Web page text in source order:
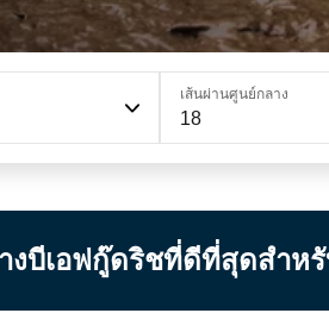
เส้นผ่านศูนย์กลาง
18
งบีเอฟกู๊ดริชที่ดีที่สุดสำ